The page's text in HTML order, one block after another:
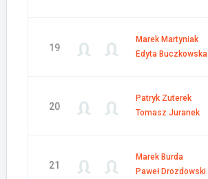
19
Marek Martyniak
Edyta Buczkowska
20
Patryk Zuterek
Tomasz Juranek
21
Marek Burda
Paweł Drozdowski